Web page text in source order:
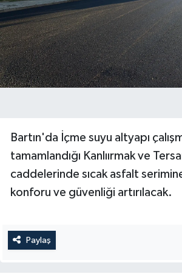
Bartın'da İçme suyu altyapı
tamamlandığı Kanlıırmak ve
caddelerinde sıcak asfalt
konforu ve güvenliği artırılacak.
Paylaş